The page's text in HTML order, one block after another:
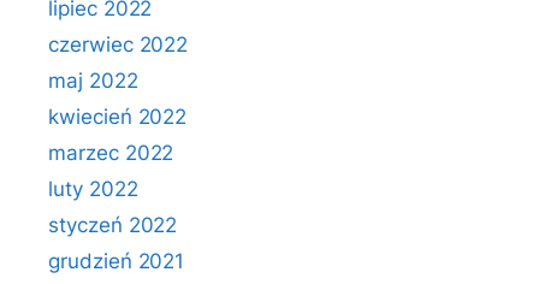
lipiec 2022
czerwiec 2022
maj 2022
kwiecień 2022
marzec 2022
luty 2022
styczeń 2022
grudzień 2021